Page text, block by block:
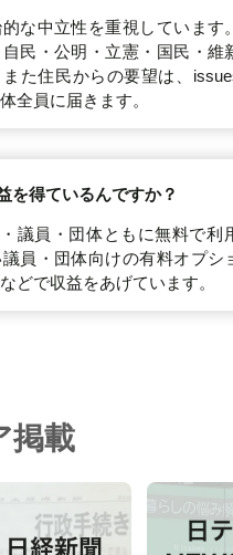
な中立性を重視しています
民・公明・立憲・国民・維
た住民からの要望は、
全員に届きます。
を得ているんですか？
議員・団体ともに無料で利
員・団体向けの有料オプシ
どで収益をあげています。
掲載